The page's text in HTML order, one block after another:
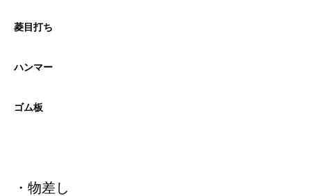
菱目打ち
ハンマー
ゴム板
・物差し